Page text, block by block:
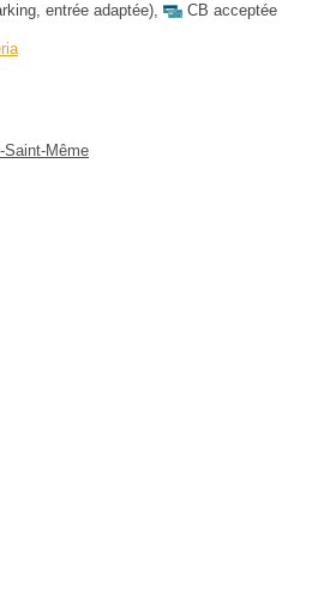
entrée adaptée), CB acceptée
Même